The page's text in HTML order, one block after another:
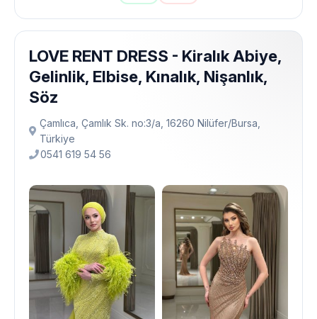
LOVE RENT DRESS - Kiralık Abiye,
Gelinlik, Elbise, Kınalık, Nişanlık,
Söz
Çamlıca, Çamlık Sk. no:3/a, 16260 Ni̇lüfer/Bursa,
Türkiye
0541 619 54 56